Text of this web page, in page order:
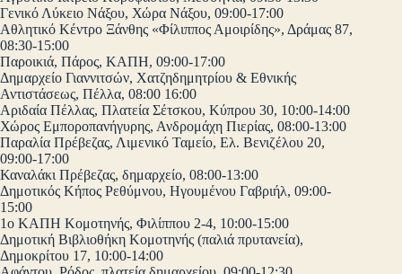
Γενικό Λύκειο Νάξου, Χώρα Νάξου, 09:00-17:00
Αθλητικό Κέντρο Ξάνθης «Φίλιππος Αμοιρίδης», Δράμας 87,
08:30-15:00
Παροικιά, Πάρος, ΚΑΠΗ, 09:00-17:00
Δημαρχείο Γιαννιτσών, Χατζηδημητρίου & Εθνικής
Αντιστάσεως, Πέλλα, 08:00 16:00
Αριδαία Πέλλας, Πλατεία Σέτσκου, Κύπρου 30, 10:00-14:00
Χώρος Εμποροπανήγυρης, Ανδρομάχη Πιερίας, 08:00-13:00
Παραλία Πρέβεζας, Λιμενικό Ταμείο, Ελ. Βενιζέλου 20,
09:00-17:00
Καναλάκι Πρέβεζας, δημαρχείο, 08:00-13:00
Δημοτικός Κήπος Ρεθύμνου, Ηγουμένου Γαβριήλ, 09:00-
15:00
1ο ΚΑΠΗ Κομοτηνής, Φιλίππου 2-4, 10:00-15:00
Δημοτική Βιβλιοθήκη Κομοτηνής (παλιά πρυτανεία),
Δημοκρίτου 17, 10:00-14:00